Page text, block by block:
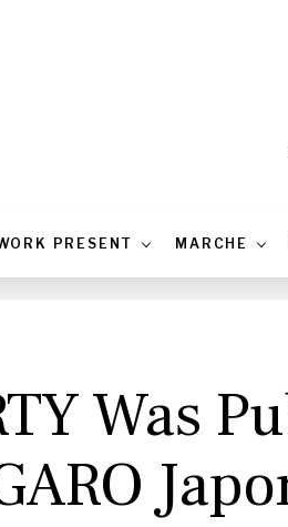
PRESENT MARCHE
Was